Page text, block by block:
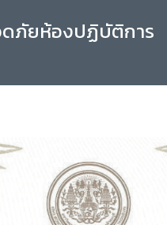
ดภัยห้องปฏิบัติการ